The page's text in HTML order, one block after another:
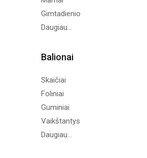
Gimtadienio
Daugiau...
Balionai
Skaičiai
Foliniai
Guminiai
Vaikštantys
Daugiau...